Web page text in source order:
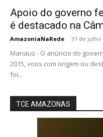
Apoio do governo
é destacado na
AmazoniaNaRede - 31 de julho
Manaus - O anúncio do
2015, voos com origem ou
foi...
TCE AMAZONAS